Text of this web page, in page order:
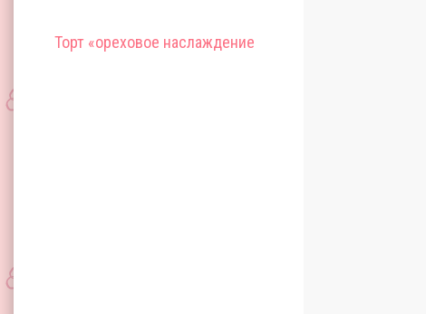
Торт «ореховое наслаждение